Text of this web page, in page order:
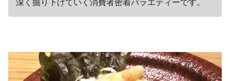
深く掘り下げていく消費者密着バラエティーです。